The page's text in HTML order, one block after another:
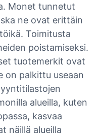
Monet tunnetut
ne ovat erittäin
Toimitusta
poistamiseksi.
tuotemerkit ovat
on palkittu useaan
alueilla, kuten
kasvaa
näillä alueilla